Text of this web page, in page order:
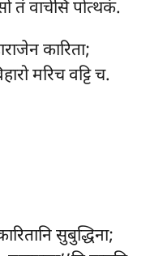
वाचेसि पोत्थकं.
कारिता;
मरिच वट्टि च.
सुबुद्धिना;